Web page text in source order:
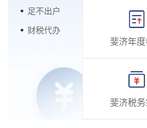
足不出户
财税代办
斐济年
斐济税